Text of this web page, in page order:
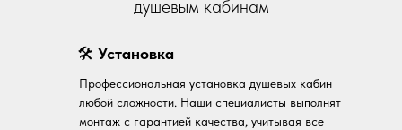
душевым кабинам
🛠 Установка
Профессиональная установка душевых кабин
любой сложности. Наши специалисты выполнят
монтаж с гарантией качества, учитывая все